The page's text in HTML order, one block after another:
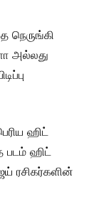
நெருங்கி
அல்லது
ஹிட்
ஹிட்
ரசிகர்களின்